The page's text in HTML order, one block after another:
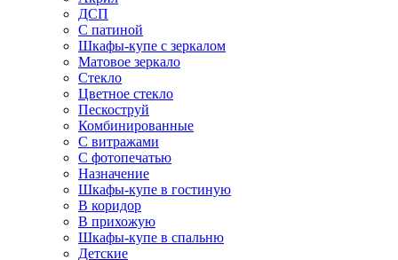
ДСП
С патиной
Шкафы-купе с зеркалом
Матовое зеркало
Стекло
Цветное стекло
Пескоструй
Комбинированные
С витражами
С фотопечатью
Назначение
Шкафы-купе в гостиную
В коридор
В прихожую
Шкафы-купе в спальню
Детские